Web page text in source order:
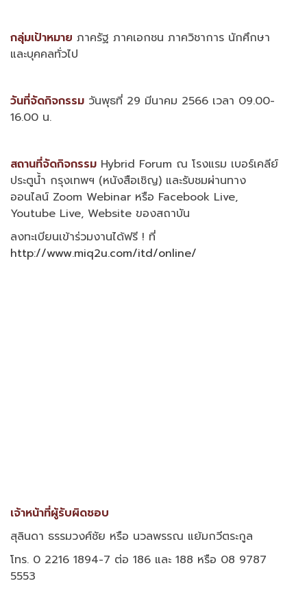
กลุ่มเป้าหมาย ภาครัฐ ภาคเอกชน ภาควิชาการ นักศึกษา
และบุคคลทั่วไป
วันที่จัดกิจกรรม วันพุธที่ 29 มีนาคม 2566 เวลา 09.00-
16.00 น.
สถานที่จัดกิจกรรม Hybrid Forum ณ โรงแรม เบอร์เคลีย์
ประตูน้ำ กรุงเทพฯ (หนังสือเชิญ) และรับชมผ่านทาง
ออนไลน์ Zoom Webinar หรือ Facebook Live,
Youtube Live, Website ของสถาบัน
ลงทะเบียนเข้าร่วมงานได้ฟรี ! ที่
http://www.miq2u.com/itd/online/
เจ้าหน้าที่ผู้รับผิดชอบ
สุลินดา ธรรมวงศ์ชัย หรือ นวลพรรณ แย้มกวีตระกูล
โทร. 0 2216 1894-7 ต่อ 186 และ 188 หรือ 08 9787
5553